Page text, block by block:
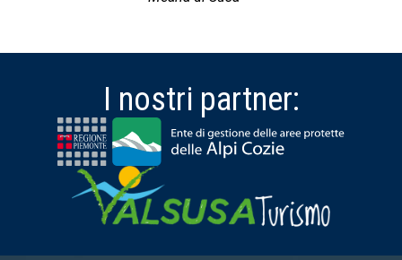
I nostri partner: